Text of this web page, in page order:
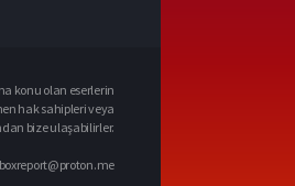
konu olan eserlerin
hak sahipleri veya
bize ulaşabilirler.
boxreport@proton.me